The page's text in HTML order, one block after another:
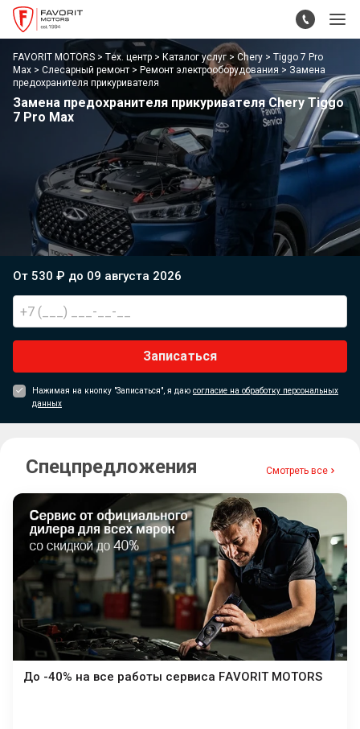
FAVORIT MOTORS Тех. центр Каталог услуг Chery
Tiggo 7 Pro
Max
Слесарный ремонт Ремонт электрооборудования
Замена
предохранителя прикуривателя
Замена предохранителя прикуривателя Chery Tiggo
7 Pro Max
От 530 ₽ до 09 августа 2026
Записаться
Нажимая на кнопку "Записаться", я даю согласие на обработку персональных
данных
Спецпредложения Смотреть все
До -40% на все работы сервиса FAVORIT MOTORS